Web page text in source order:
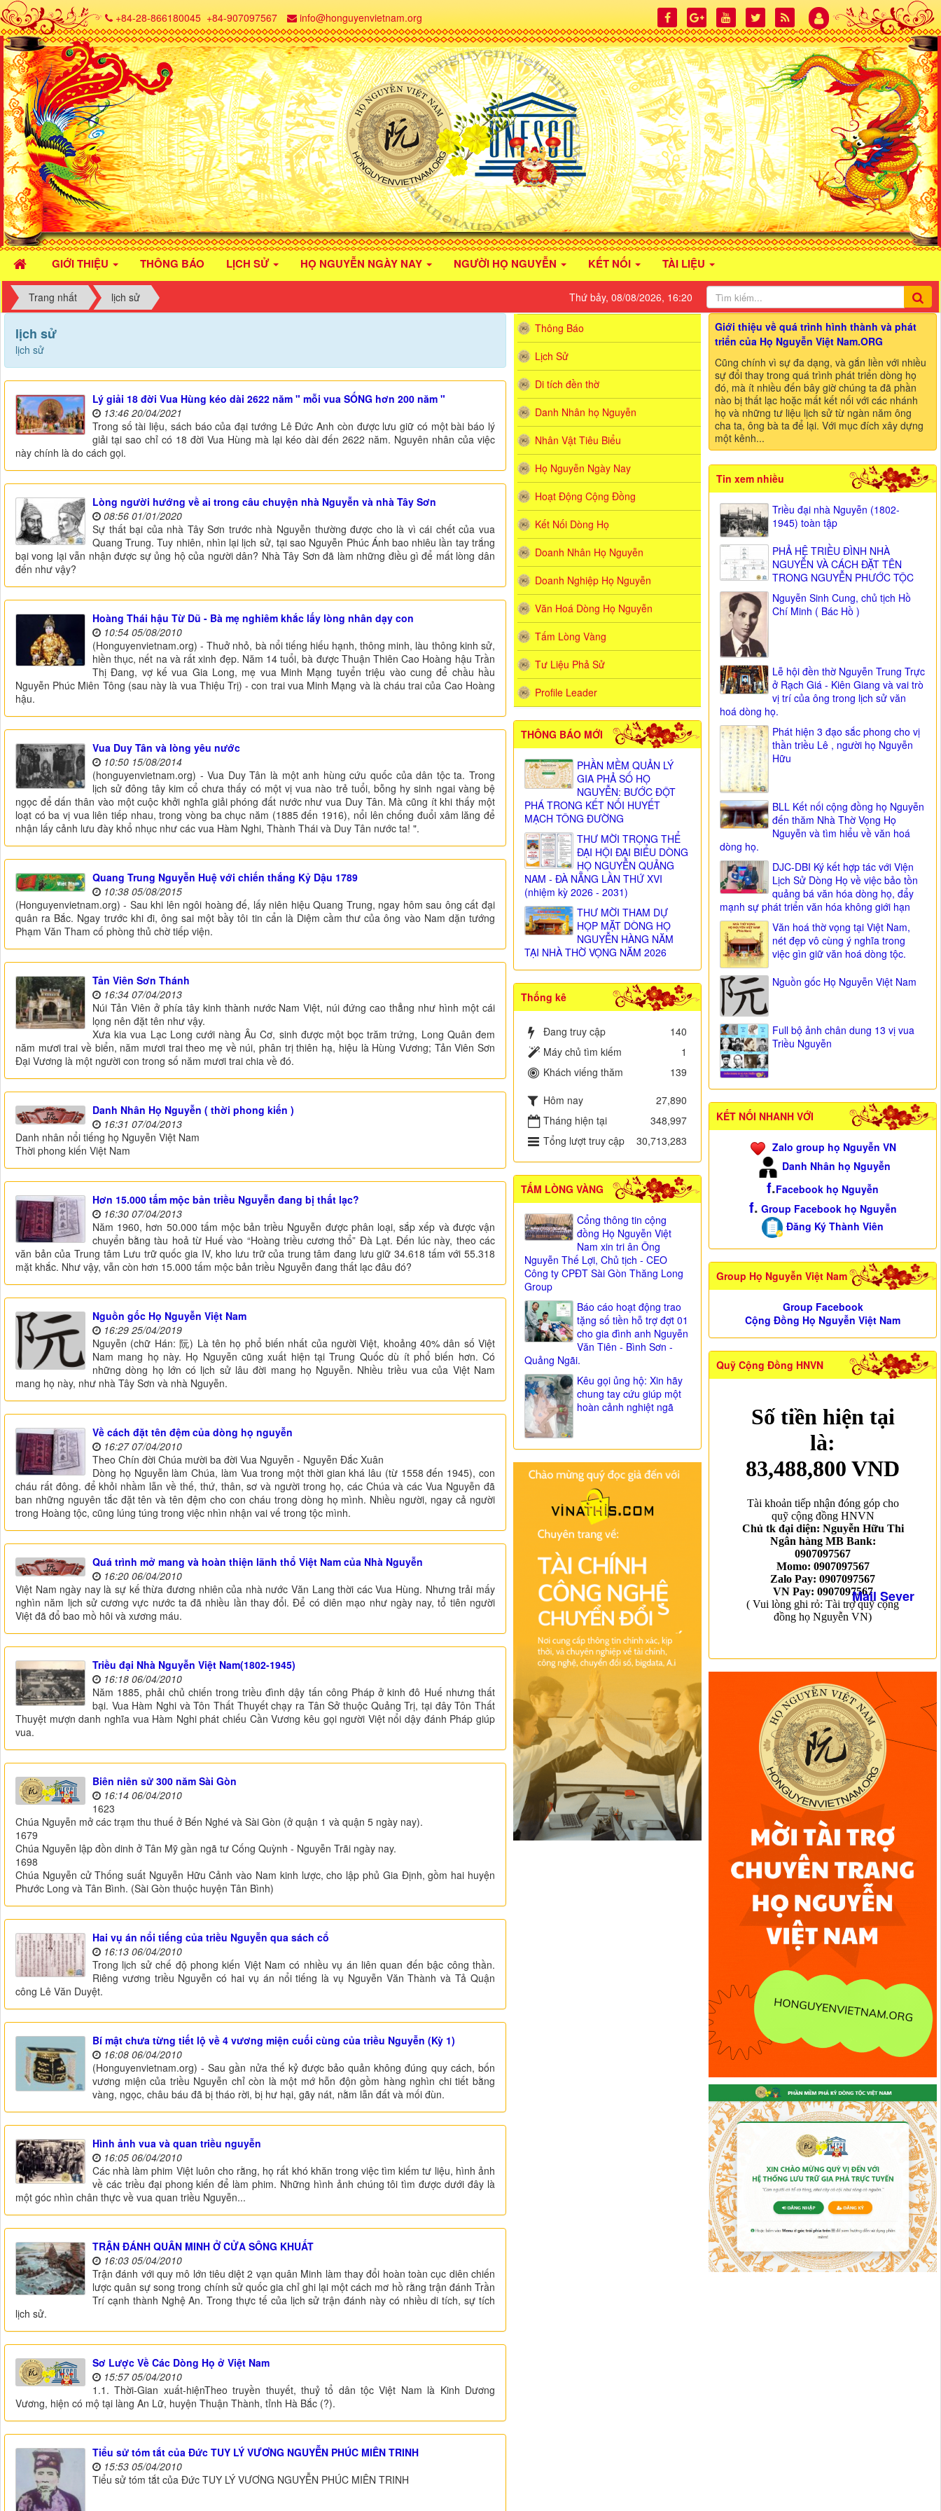
GIỚI THIỆU THÔNG BÁO LỊCH SỬ HỌ NGUYỄN NGÀY NAY NGƯỜI HỌ NGUYỄN KẾT NỐI TÀI LIỆU
+84-28-866180045 +84-907097567 info@honguyenvietnam.org
Trang nhất lịch sử Thứ bảy, 08/08/2026, 16:20
lịch sử
lịch sử
Lý giải 18 đời Vua Hùng kéo dài 2622 năm " mỗi vua SỐNG hơn 200 năm "
13:46 20/04/2021
Trong số tài liệu, sách báo của đại tướng Lê Đức Anh còn được lưu giữ có một bài báo lý
giải tại sao chỉ có 18 đời Vua Hùng mà lại kéo dài đến 2622 năm. Nguyên nhân của việc
này chính là do cách gọi.
Lòng người hướng về ai trong câu chuyện nhà Nguyễn và nhà Tây Sơn
08:56 01/01/2020
Sự thất bại của nhà Tây Sơn trước nhà Nguyễn thường được cho là vì cái chết của vua
Quang Trung. Tuy nhiên, nhìn lại lịch sử, tại sao Nguyễn Phúc Ánh bao nhiêu lần tay trắng
bại vong lại vẫn nhận được sự ủng hộ của người dân? Nhà Tây Sơn đã làm những điều gì để mất lòng dân
đến như vậy?
Hoàng Thái hậu Từ Dũ - Bà mẹ nghiêm khắc lấy lòng nhân dạy con
10:54 05/08/2010
(Honguyenvietnam.org) - Thuở nhỏ, bà nổi tiếng hiếu hạnh, thông minh, làu thông kinh sử,
hiền thục, nết na và rất xinh đẹp. Năm 14 tuổi, bà được Thuận Thiên Cao Hoàng hậu Trần
Thị Đang, vợ kế vua Gia Long, mẹ vua Minh Mạng tuyển triệu vào cung để chầu hầu
Nguyễn Phúc Miên Tông (sau này là vua Thiệu Trị) - con trai vua Minh Mạng và là cháu trai của Cao Hoàng
hậu.
Vua Duy Tân và lòng yêu nước
10:50 15/08/2014
(honguyenvietnam.org) - Vua Duy Tân là một anh hùng cứu quốc của dân tộc ta. Trong
lịch sử đông tây kim cổ chưa thấy có một vị vua nào trẻ tuổi, bỗng hy sinh ngai vàng bệ
ngọc để dấn thân vào một cuộc khởi nghĩa giải phóng đất nước như vua Duy Tân. Mà cũng ít khi thấy một
loạt có ba vị vua liên tiếp nhau, trong vòng ba chục năm (1885 đến 1916), nổi lên chống đuổi xâm lăng để
nhận lấy cảnh lưu đày khổ nhục như các vua Hàm Nghi, Thành Thái và Duy Tân nước ta! ".
Quang Trung Nguyễn Huệ với chiến thắng Kỷ Dậu 1789
10:38 05/08/2015
(Honguyenvietnam.org) - Sau khi lên ngôi hoàng đế, lấy niên hiệu Quang Trung, ngay hôm sau ông cất đại
quân ra Bắc. Ngay trước khi đi, ông sai một bầy tôi tin cẩn là Diệm cầm thư của ông vào Nam dặn tướng
Phạm Văn Tham cố phòng thủ chờ tiếp viện.
Tản Viên Sơn Thánh
16:34 07/04/2013
Núi Tản Viên ở phía tây kinh thành nước Nam Việt, núi đứng cao thẳng như hình một cái
lọng nên đặt tên như vậy.
Xưa kia vua Lạc Long cưới nàng Âu Cơ, sinh được một bọc trăm trứng, Long Quân đem
năm mươi trai về biển, năm mươi trai theo mẹ về núi, phân trị thiên hạ, hiệu là Hùng Vương; Tản Viên Sơn
Đại Vương là một người con trong số năm mươi trai chia về đó.
Danh Nhân Họ Nguyễn ( thời phong kiến )
16:31 07/04/2013
Danh nhân nổi tiếng họ Nguyễn Việt Nam
Thời phong kiến Việt Nam
Hơn 15.000 tấm mộc bản triều Nguyễn đang bị thất lạc?
16:30 07/04/2013
Năm 1960, hơn 50.000 tấm mộc bản triều Nguyễn được phân loại, sắp xếp và được vận
chuyển bằng tàu hoả từ Huế vào “Hoàng triều cương thổ” Đà Lạt. Đến lúc này, theo các
văn bản của Trung tâm Lưu trữ quốc gia IV, kho lưu trữ của trung tâm đang lưu giữ 34.618 tấm với 55.318
mặt khắc. Như vậy, vẫn còn hơn 15.000 tấm mộc bản triều Nguyễn đang thất lạc đâu đó?
Nguồn gốc Họ Nguyễn Việt Nam
16:29 25/04/2019
Nguyễn (chữ Hán: 阮) Là tên họ phổ biến nhất của người Việt, khoảng 40% dân số Việt
Nam mang họ này. Họ Nguyễn cũng xuất hiện tại Trung Quốc dù ít phổ biến hơn. Có
những dòng họ lớn có lịch sử lâu đời mang họ Nguyễn. Nhiều triều vua của Việt Nam
mang họ này, như nhà Tây Sơn và nhà Nguyễn.
Về cách đặt tên đệm của dòng họ nguyễn
16:27 07/04/2010
Theo Chín đời Chúa mười ba đời Vua Nguyễn - Nguyễn Đắc Xuân
Dòng họ Nguyễn làm Chúa, làm Vua trong một thời gian khá lâu (từ 1558 đến 1945), con
cháu rất đông. để khỏi nhầm lẫn về thế, thứ, thân, sơ và người trong họ, các Chúa và các Vua Nguyễn đã
ban những nguyên tắc đặt tên và tên đệm cho con cháu trong dòng họ mình. Nhiều người, ngay cả người
trong Hoàng tộc, cũng lúng túng trong việc nhìn nhận vai vế trong tộc mình.
Quá trình mở mang và hoàn thiện lãnh thổ Việt Nam của Nhà Nguyễn
16:20 06/04/2010
Việt Nam ngày nay là sự kế thừa đương nhiên của nhà nước Văn Lang thời các Vua Hùng. Nhưng trải mấy
nghìn năm lịch sử cương vực nước ta đã nhiều lần thay đổi. Để có diên mạo như ngày nay, tổ tiên người
Việt đã đổ bao mồ hôi và xương máu.
Triều đại Nhà Nguyễn Việt Nam(1802-1945)
16:18 06/04/2010
Năm 1885, phải chủ chiến trong triều đình dậy tấn công Pháp ở kinh đô Huế nhưng thất
bại. Vua Hàm Nghi và Tôn Thất Thuyết chạy ra Tân Sở thuộc Quảng Trị, tại đây Tôn Thất
Thuyệt mượn danh nghĩa vua Hàm Nghi phát chiếu Cần Vương kêu gọi người Việt nổi dậy đánh Pháp giúp
vua.
Biên niên sử 300 năm Sài Gòn
16:14 06/04/2010
1623
Chúa Nguyễn mở các trạm thu thuế ở Bến Nghé và Sài Gòn (ở quận 1 và quận 5 ngày nay).
1679
Chúa Nguyễn lập đồn dinh ở Tân Mỹ gần ngã tư Cống Quỳnh - Nguyễn Trãi ngày nay.
1698
Chúa Nguyễn cử Thống suất Nguyễn Hữu Cảnh vào Nam kinh lược, cho lập phủ Gia Định, gồm hai huyện
Phước Long và Tân Bình. (Sài Gòn thuộc huyện Tân Bình)
Hai vụ án nổi tiếng của triều Nguyễn qua sách cổ
16:13 06/04/2010
Trong lịch sử chế độ phong kiến Việt Nam có nhiều vụ án liên quan đến bậc công thần.
Riêng vương triều Nguyễn có hai vụ án nổi tiếng là vụ Nguyễn Văn Thành và Tả Quận
công Lê Văn Duyệt.
Bí mật chưa từng tiết lộ về 4 vương miện cuối cùng của triều Nguyễn (Kỳ 1)
16:08 06/04/2010
(Honguyenvietnam.org) - Sau gần nửa thế kỷ được bảo quản không đúng quy cách, bốn
vương miện của triều Nguyễn chỉ còn là một mớ hỗn độn gồm hàng nghìn chi tiết bằng
vàng, ngọc, châu báu đã bị tháo rời, bị hư hại, gãy nát, nằm lẫn đất và mối đùn.
Hình ảnh vua và quan triều nguyễn
16:05 06/04/2010
Các nhà làm phim Việt luôn cho rằng, họ rất khó khăn trong việc tìm kiếm tư liệu, hình ảnh
về các triều đại phong kiến để làm phim. Những hình ảnh chúng tôi tìm được dưới đây là
một góc nhìn chân thực về vua quan triều Nguyễn...
TRẬN ĐÁNH QUÂN MINH Ở CỬA SÔNG KHUẤT
16:03 05/04/2010
Trận đánh với quy mô lớn tiêu diệt 2 vạn quân Minh làm thay đổi hoàn toàn cục diên chiến
lược quân sự song trong chính sử quốc gia chỉ ghi lại một cách mơ hồ rằng trận đánh Trần
Trí cạnh thành Nghệ An. Trong thực tế của lịch sử trận đánh này có nhiều di tích, sự tích
lịch sử.
Sơ Lược Về Các Dòng Họ ở Việt Nam
15:57 05/04/2010
1.1. Thời-Gian xuất-hiệnTheo truyền thuyết, thuỷ tổ dân tộc Việt Nam là Kinh Dương
Vương, hiện có mộ tại làng An Lữ, huyện Thuận Thành, tỉnh Hà Bắc (?).
Tiểu sử tóm tắt của Đức TUY LÝ VƯƠNG NGUYỄN PHÚC MIÊN TRINH
15:53 05/04/2010
Tiểu sử tóm tắt của Đức TUY LÝ VƯƠNG NGUYỄN PHÚC MIÊN TRINH
Giới thiệu về quá trình hình thành và phát
triển của Họ Nguyễn Việt Nam.ORG
Cũng chính vì sự đa dạng, và gắn liền với nhiều
sự đổi thay trong quá trình phát triển dòng họ
đó, mà ít nhiều đến bây giờ chúng ta đã phần
nào bị thất lạc hoặc mất kết nối với các nhánh
họ và những tư liệu lịch sử từ ngàn năm ông
cha ta, ông bà ta để lại. Với mục đích xây dựng
một kênh...
Tin xem nhiều
Triều đại nhà Nguyễn (1802-
1945) toàn tập
PHẢ HỆ TRIỀU ĐÌNH NHÀ
NGUYỄN VÀ CÁCH ĐẶT TÊN
TRONG NGUYỄN PHƯỚC TỘC
Nguyễn Sinh Cung, chủ tịch Hồ
Chí Minh ( Bác Hồ )
Lễ hội đền thờ Nguyễn Trung Trực
ở Rạch Giá - Kiên Giang và vai trò
vị trí của ông trong lịch sử văn
hoá dòng họ.
Phát hiện 3 đạo sắc phong cho vị
thần triều Lê , người họ Nguyễn
Hữu
BLL Kết nối cộng đồng họ Nguyễn
đến thăm Nhà Thờ Vọng Họ
Nguyễn và tìm hiểu về văn hoá
dòng họ.
DJC-DBI Ký kết hợp tác với Viện
Lịch Sử Dòng Họ về việc bảo tồn
quảng bá văn hóa dòng họ, đẩy
mạnh sự phát triển văn hóa không giới hạn
Văn hoá thờ vọng tại Việt Nam,
nét đẹp vô cùng ý nghĩa trong
việc gìn giữ văn hoá dòng tộc.
Nguồn gốc Họ Nguyễn Việt Nam
Full bộ ảnh chân dung 13 vị vua
Triều Nguyễn
KẾT NỐI NHANH VỚI
Zalo group họ Nguyễn VN
Danh Nhân họ Nguyễn
f.Facebook họ Nguyễn
f. Group Facebook họ Nguyễn
Đăng Ký Thành Viên
Group Họ Nguyễn Việt Nam
Group Facebook
Cộng Đồng Họ Nguyễn Việt Nam
Quỹ Cộng Đồng HNVN
Thông Báo
Lịch Sử
Di tích đền thờ
Danh Nhân họ Nguyễn
Nhân Vật Tiêu Biểu
Họ Nguyễn Ngày Nay
Hoạt Động Cộng Đồng
Kết Nối Dòng Họ
Doanh Nhân Họ Nguyễn
Doanh Nghiệp Họ Nguyễn
Văn Hoá Dòng Họ Nguyễn
Tấm Lòng Vàng
Tư Liệu Phả Sử
Profile Leader
THÔNG BÁO MỚI
PHẦN MỀM QUẢN LÝ
GIA PHẢ SỐ HỌ
NGUYỄN: BƯỚC ĐỘT
PHÁ TRONG KẾT NỐI HUYẾT
MẠCH TÔNG ĐƯỜNG
THƯ MỜI TRỌNG THỂ
ĐẠI HỘI ĐẠI BIỂU DÒNG
HỌ NGUYỄN QUẢNG
NAM - ĐÀ NẴNG LẦN THỨ XVI
(nhiệm kỳ 2026 - 2031)
THƯ MỜI THAM DỰ
HỌP MẶT DÒNG HỌ
NGUYỄN HÀNG NĂM
TẠI NHÀ THỜ VỌNG NĂM 2026
Thống kê
Đang truy cập
140
Máy chủ tìm kiếm
1
Khách viếng thăm
139
Hôm nay
27,890
Tháng hiện tại
348,997
Tổng lượt truy cập
30,713,283
TẤM LÒNG VÀNG
Cổng thông tin cộng
đồng Họ Nguyễn Việt
Nam xin tri ân Ông
Nguyễn Thế Lợi, Chủ tịch - CEO
Công ty CPĐT Sài Gòn Thăng Long
Group
Báo cáo hoạt động trao
tặng số tiền hỗ trợ đợt 01
cho gia đình anh Nguyễn
Văn Tiên - Bình Sơn -
Quảng Ngãi.
Kêu gọi ủng hộ: Xin hãy
chung tay cứu giúp một
hoàn cảnh nghiệt ngã
Mail Sever